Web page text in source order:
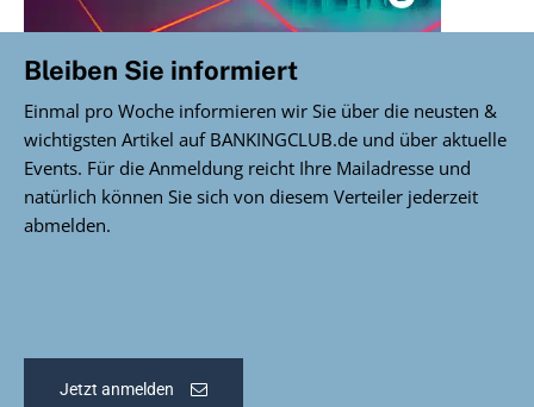
Bleiben Sie informiert
Einmal pro Woche informieren wir Sie über die neusten &
wichtigsten Artikel auf BANKINGCLUB.de und über aktuelle
Events. Für die Anmeldung reicht Ihre Mailadresse und
natürlich können Sie sich von diesem Verteiler jederzeit
abmelden.
Jetzt anmelden